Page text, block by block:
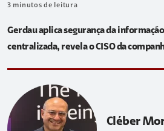
3 minutos de leitura
Gerdau aplica segurança da
centralizada, revela o CISO da
Cléber